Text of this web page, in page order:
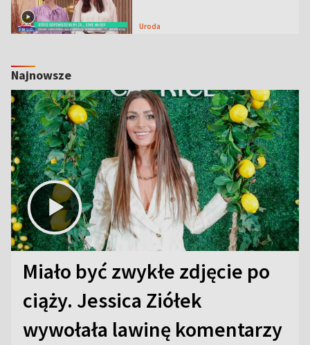
Uroda
Najnowsze
Miało być zwykłe zdjęcie po
ciąży. Jessica Ziółek
wywołała lawinę komentarzy